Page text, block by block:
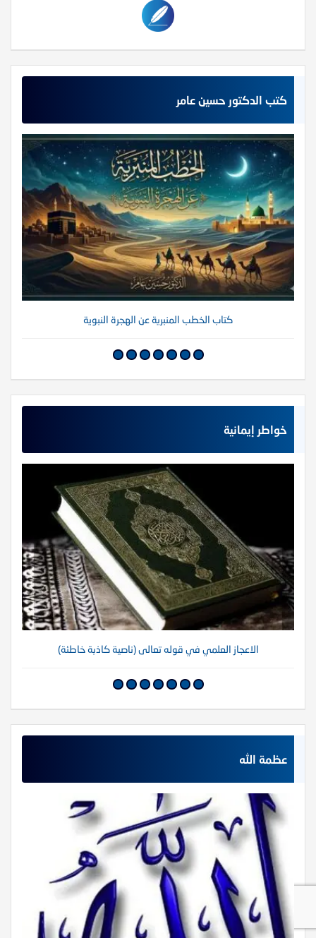
كتب الدكتور حسين عامر
كتاب الخطب المنبرية عن الهجرة النبوية
خواطر إيمانية
الاعجاز العلمي في قوله تعالى (ناصية كاذبة خاطئة)
عظمة الله